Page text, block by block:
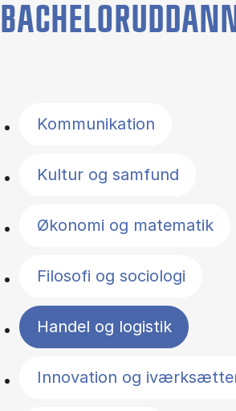
Kommunikation
Kultur og samfund
Økonomi og matematik
Filosofi og sociologi
Handel og logistik
Innovation og